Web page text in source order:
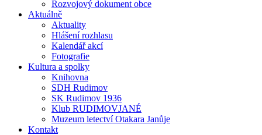
Rozvojový dokument obce
Aktuálně
Aktuality
Hlášení rozhlasu
Kalendář akcí
Fotografie
Kultura a spolky
Knihovna
SDH Rudimov
SK Rudimov 1936
Klub RUDIMOVJANÉ
Muzeum letectví Otakara Janůje
Kontakt